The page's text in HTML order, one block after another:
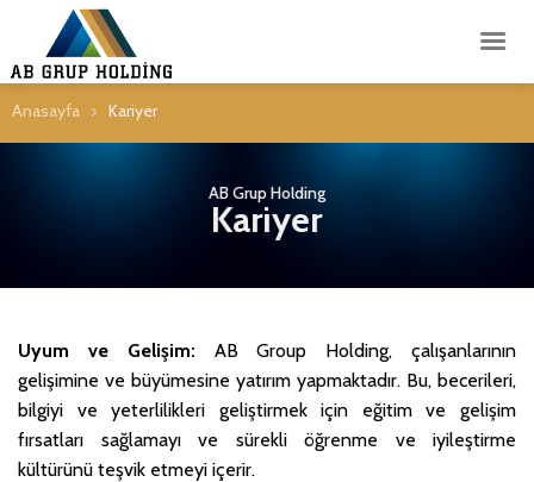
Anasayfa Kariyer
AB Grup Holding
Kariyer
Uyum ve Gelişim: AB Group Holding, çalışanlarının
gelişimine ve büyümesine yatırım yapmaktadır. Bu, becerileri,
bilgiyi ve yeterlilikleri geliştirmek için eğitim ve gelişim
fırsatları sağlamayı ve sürekli öğrenme ve iyileştirme
kültürünü teşvik etmeyi içerir.